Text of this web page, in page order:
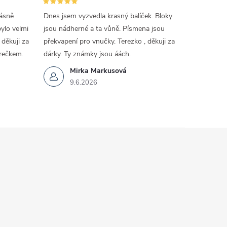
velmi
za
Mirka Markusová
9.6.2026
Dnes jsem vyzvedla krasný balíček. Bloky
jsou nádherné a ta vůně. Písmena jsou
překvapení pro vnučky. Terezko , děkuji za
dárky. Ty známky jsou áách.